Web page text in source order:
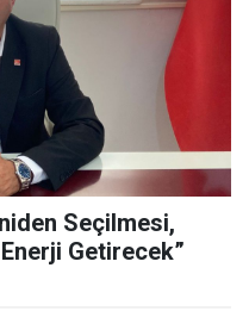
Seçilmesi,
Getirecek”